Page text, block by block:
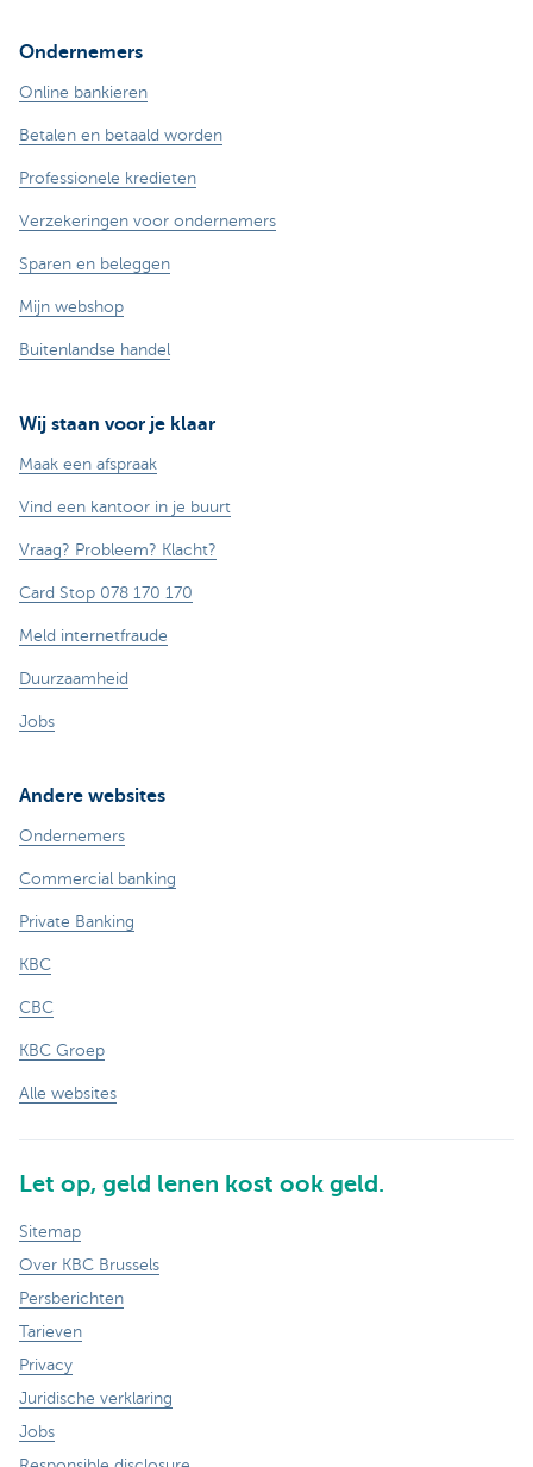
Ondernemers
Online bankieren
Betalen en betaald worden
Professionele kredieten
Verzekeringen voor ondernemers
Sparen en beleggen
Mijn webshop
Buitenlandse handel
Wij staan voor je klaar
Maak een afspraak
Vind een kantoor in je buurt
Vraag? Probleem? Klacht?
Card Stop 078 170 170
Meld internetfraude
Duurzaamheid
Jobs
Andere websites
Ondernemers
Commercial banking
Private Banking
KBC
CBC
KBC Groep
Alle websites
Let op, geld lenen kost ook geld.
Sitemap
Over KBC Brussels
Persberichten
Tarieven
Privacy
Juridische verklaring
Jobs